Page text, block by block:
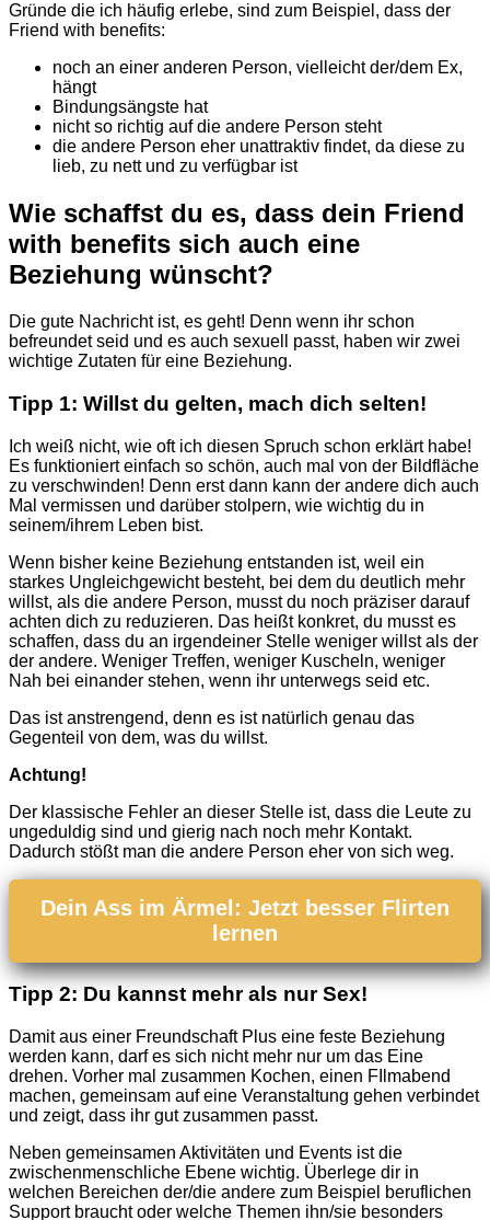
Gründe die ich häufig erlebe, sind zum Beispiel, dass der
Friend with benefits:
noch an einer anderen Person, vielleicht der/dem Ex,
hängt
Bindungsängste hat
nicht so richtig auf die andere Person steht
die andere Person eher unattraktiv findet, da diese zu
lieb, zu nett und zu verfügbar ist
Wie schaffst du es, dass dein Friend
with benefits sich auch eine
Beziehung wünscht?
Die gute Nachricht ist, es geht! Denn wenn ihr schon
befreundet seid und es auch sexuell passt, haben wir zwei
wichtige Zutaten für eine Beziehung.
Tipp 1: Willst du gelten, mach dich selten!
Ich weiß nicht, wie oft ich diesen Spruch schon erklärt habe!
Es funktioniert einfach so schön, auch mal von der Bildfläche
zu verschwinden! Denn erst dann kann der andere dich auch
Mal vermissen und darüber stolpern, wie wichtig du in
seinem/ihrem Leben bist.
Wenn bisher keine Beziehung entstanden ist, weil ein
starkes Ungleichgewicht besteht, bei dem du deutlich mehr
willst, als die andere Person, musst du noch präziser darauf
achten dich zu reduzieren. Das heißt konkret, du musst es
schaffen, dass du an irgendeiner Stelle weniger willst als der
der andere. Weniger Treffen, weniger Kuscheln, weniger
Nah bei einander stehen, wenn ihr unterwegs seid etc.
Das ist anstrengend, denn es ist natürlich genau das
Gegenteil von dem, was du willst.
Achtung!
Der klassische Fehler an dieser Stelle ist, dass die Leute zu
ungeduldig sind und gierig nach noch mehr Kontakt.
Dadurch stößt man die andere Person eher von sich weg.
Dein Ass im Ärmel: Jetzt besser Flirten
lernen
Tipp 2: Du kannst mehr als nur Sex!
Damit aus einer Freundschaft Plus eine feste Beziehung
werden kann, darf es sich nicht mehr nur um das Eine
drehen. Vorher mal zusammen Kochen, einen FIlmabend
machen, gemeinsam auf eine Veranstaltung gehen verbindet
und zeigt, dass ihr gut zusammen passt.
Neben gemeinsamen Aktivitäten und Events ist die
zwischenmenschliche Ebene wichtig. Überlege dir in
welchen Bereichen der/die andere zum Beispiel beruflichen
Support braucht oder welche Themen ihn/sie besonders